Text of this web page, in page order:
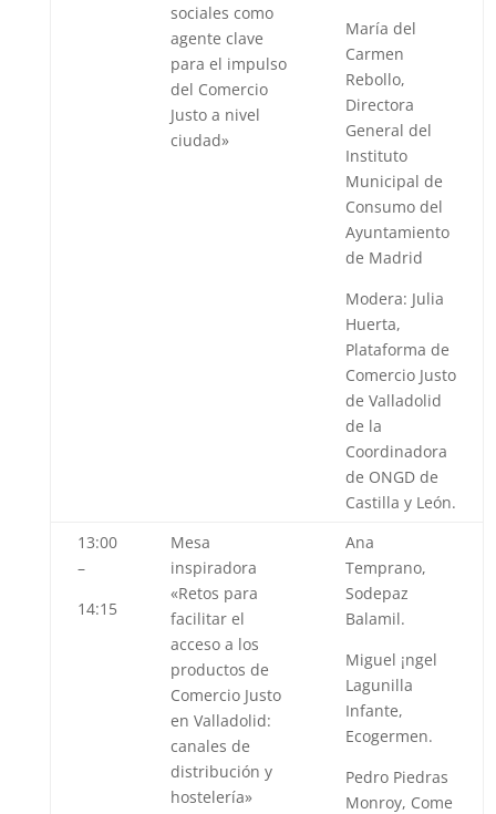
sociales como
agente clave
para el impulso
del Comercio
Justo a nivel
ciudad»
María del
Carmen
Rebollo,
Directora
General del
Instituto
Municipal de
Consumo del
Ayuntamiento
de Madrid
Modera: Julia
Huerta,
Plataforma de
Comercio Justo
de Valladolid
de la
Coordinadora
de ONGD de
Castilla y León.
13:00
–
14:15
Mesa
inspiradora
«Retos para
facilitar el
acceso a los
productos de
Comercio Justo
en Valladolid:
canales de
distribución y
hostelería»
Ana
Temprano,
Sodepaz
Balamil.
Miguel ¡ngel
Lagunilla
Infante,
Ecogermen.
Pedro Piedras
Monroy, Come